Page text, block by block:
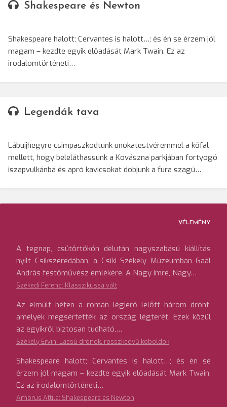
Shakespeare és Newton
Shakespeare halott; Cervantes is halott…; és én se érzem jól
magam – kezdte egyik előadását Mark Twain. Ez az
irodalomtörténeti…
Legendák tava
Lábujjhegyre csimpaszkodtunk unokatestvéremmel a kőfal
mellett, hogy beleláthassunk a Kovászna parkjában fortyogó
iszapvulkánba és apró kavicsokat dobjunk a fura szagú…
VÉLEMÉNY
A tegnap, csütörtökön délután nagyszabású kiállítás
nyílt Csíkszeredában, a Csíki Székely Múzeumban Gaál
András festőművész emlékére. A Nagy Imre, Nagy…
Székedi Ferenc: Klasszikussá vált
Az elmúlt héten a román légierő lelőtt három drónt,
amelyek megsértették az ország légterét. Ezek közül
az egyikről biztosan tudható,…
Székely Ervin: Lassú drónok, rosszkedvű koboldok
Shakespeare halott; Cervantes is halott…; és én se
érzem jól magam – kezdte egyik előadását Mark Twain.
Ez az irodalomtörténeti…
Ambrus Attila: Shakespeare és Newton